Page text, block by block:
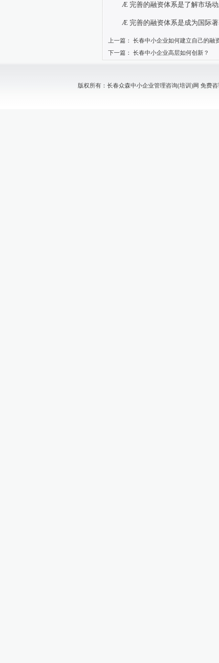
Æ 完善的融资体系是了解市场
Æ 完善的融资体系是成为国际
上一篇： 长春中小企业如何建立自己的融
下一篇： 长春中小企业高层如何创新？
版权所有：长春众森中小企业管理咨询(培训)网 免费咨